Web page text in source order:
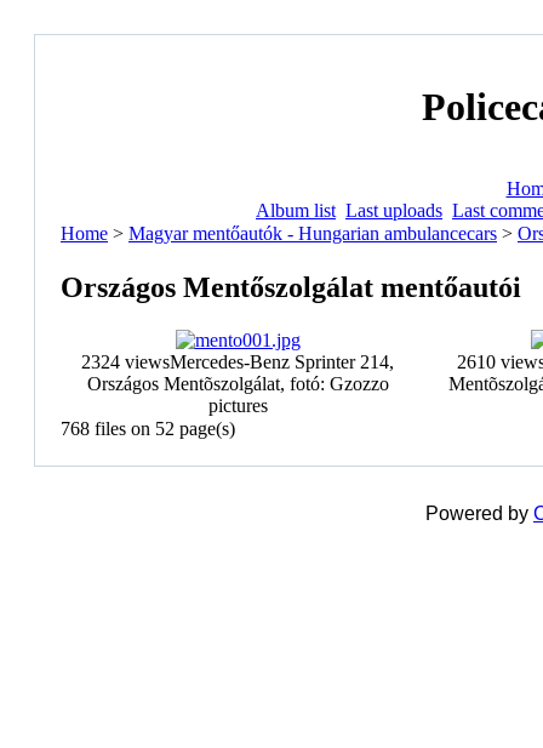
Album list Last uploads Last
Home > Magyar mentőautók - Hungarian ambulancecars >
Országos Mentőszolgálat mentőautói
2324 viewsMercedes-Benz Sprinter 214,
Országos Mentõszolgálat, fotó: Gzozzo
pictures
2610
768 files on 52 page(s)
Powered by